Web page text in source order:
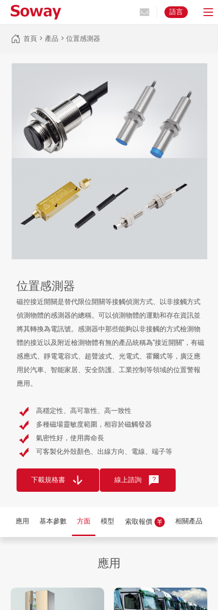
語言
首頁> 產品 > 位置感測器
位置感測器
磁控接近開關是替代限位開關等接觸偵測方式、以非接觸方式
偵測物體的感測器的總稱。可以偵測物體的運動和存在資訊並
將其轉換為電訊號。感測器中那些能夠以非接觸的方式檢測物
體的接近以及附近檢測物體有無的產品統稱為“接近開關”，有磁
感應式、靜電電容式、超聲波式、光電式、霍爾式等，廣泛應
用於汽車、智能家居、安全防護、工業控制等領域的位置警報
應用。
高穩定性、高可靠性、高一致性
多種磁場靈敏度範圍，相容於磁觸發器
氣密性好，使用壽命長
可客製化外殼顏色、出線方向、電線、端子等
下載規格書 線上諮詢
應用 基本參數 方面 模型 索取報價 相關產品
應用